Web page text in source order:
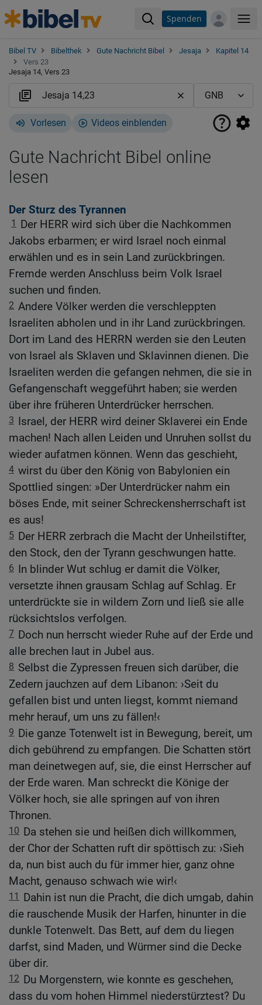
Spenden
Bibel TV Bibelthek Gute Nachricht Bibel Jesaja
Kapitel 14
Vers 23
Jesaja 14, Vers 23
Vorlesen Videos einblenden
Gute Nachricht Bibel online
lesen
Der Sturz des Tyrannen
1
Der HERR wird sich über die Nachkommen
Jakobs erbarmen; er wird Israel noch einmal
erwählen und es in sein Land zurückbringen.
Fremde werden Anschluss beim Volk Israel
suchen und finden.
2 Andere Völker werden die verschleppten
Israeliten abholen und in ihr Land zurückbringen.
Dort im Land des HERRN werden sie den Leuten
von Israel als Sklaven und Sklavinnen dienen. Die
Israeliten werden die gefangen nehmen, die sie in
Gefangenschaft weggeführt haben; sie werden
über ihre früheren Unterdrücker herrschen.
3 Israel, der HERR wird deiner Sklaverei ein Ende
machen! Nach allen Leiden und Unruhen sollst du
wieder aufatmen können. Wenn das geschieht,
4 wirst du über den König von Babylonien ein
Spottlied singen: »Der Unterdrücker nahm ein
böses Ende, mit seiner Schreckensherrschaft ist
es aus!
5 Der HERR zerbrach die Macht der Unheilstifter,
den Stock, den der Tyrann geschwungen hatte.
6 In blinder Wut schlug er damit die Völker,
versetzte ihnen grausam Schlag auf Schlag. Er
unterdrückte sie in wildem Zorn und ließ sie alle
rücksichtslos verfolgen.
7 Doch nun herrscht wieder Ruhe auf der Erde und
alle brechen laut in Jubel aus.
8 Selbst die Zypressen freuen sich darüber, die
Zedern jauchzen auf dem Libanon: ›Seit du
gefallen bist und unten liegst, kommt niemand
mehr herauf, um uns zu fällen!‹
9 Die ganze Totenwelt ist in Bewegung, bereit, um
dich gebührend zu empfangen. Die Schatten stört
man deinetwegen auf, sie, die einst Herrscher auf
der Erde waren. Man schreckt die Könige der
Völker hoch, sie alle springen auf von ihren
Thronen.
10 Da stehen sie und heißen dich willkommen,
der Chor der Schatten ruft dir spöttisch zu: ›Sieh
da, nun bist auch du für immer hier, ganz ohne
Macht, genauso schwach wie wir!‹
11
Dahin ist nun die Pracht, die dich umgab, dahin
die rauschende Musik der Harfen, hinunter in die
dunkle Totenwelt. Das Bett, auf dem du liegen
darfst, sind Maden, und Würmer sind die Decke
über dir.
12 Du Morgenstern, wie konnte es geschehen,
dass du vom hohen Himmel niederstürztest? Du